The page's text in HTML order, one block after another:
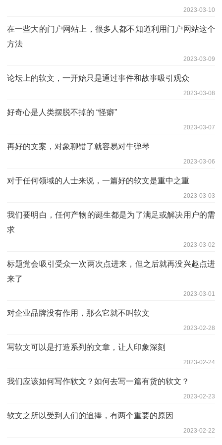
2023-03-10
在一些大的门户网站上，很多人都不知道利用门户网站这个
方法
2023-03-09
论坛上的软文，一开始只是通过事件和故事吸引观众
2023-03-08
好奇心是人类摆脱不掉的 “怪癖”
2023-03-07
再好的文案，对象聊错了就容易对牛弹琴
2023-03-06
对于任何领域的人士来说，一篇好的软文是重中之重
2023-03-03
我们要明白，任何产物的诞生都是为了满足或解决用户的需
求
2023-03-02
标题党会吸引受众一次两次点进来，但之后就再没兴趣点进
来了
2023-03-01
对企业品牌没有作用，那么它就不叫软文
2023-02-28
写软文可以是打造系列的文章，让人印象深刻
2023-02-24
我们应该如何写作软文？如何去写一篇有货的软文？
2023-02-23
软文之所以受到人们的追捧，有两个重要的原因
2023-02-22